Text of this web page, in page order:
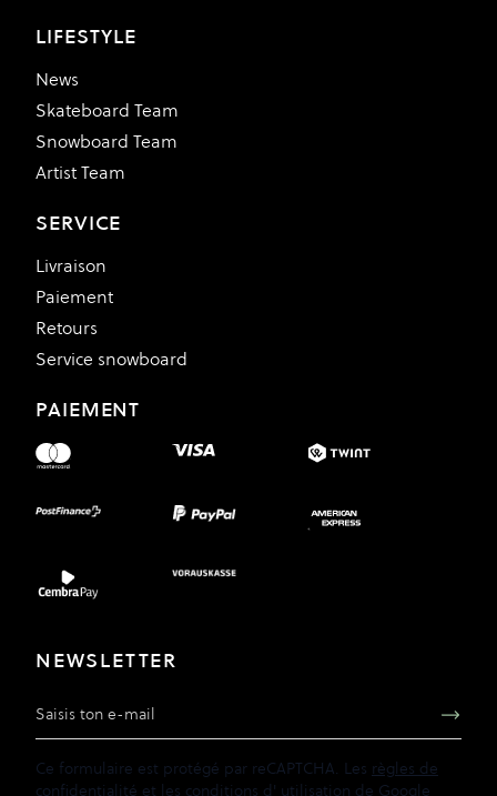
LIFESTYLE
News
Skateboard Team
Snowboard Team
Artist Team
SERVICE
Livraison
Paiement
Retours
Service snowboard
PAIEMENT
NEWSLETTER
Adresse e-mail
Ce formulaire est protégé par reCAPTCHA. Les règles de
confidentialité et les conditions d' utilisation de Google